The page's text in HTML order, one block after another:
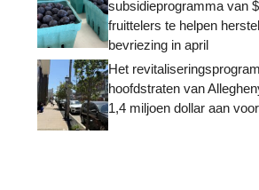
subsidieprogramma van
fruittelers te helpen
bevriezing in april
Het
hoofdstraten van
1,4 miljoen dollar aan